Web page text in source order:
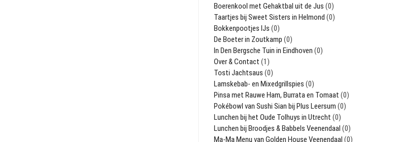
Boerenkool met Gehaktbal uit de Jus (0)
Taartjes bij Sweet Sisters in Helmond (0)
Bokkenpootjes IJs (0)
De Boeter in Zoutkamp (0)
In Den Bergsche Tuin in Eindhoven (0)
Over & Contact (1)
Tosti Jachtsaus (0)
Lamskebab- en Mixedgrillspies (0)
Pinsa met Rauwe Ham, Burrata en Tomaat (0)
Pokébowl van Sushi Sian bij Plus Leersum (0)
Lunchen bij het Oude Tolhuys in Utrecht (0)
Lunchen bij Broodjes & Babbels Veenendaal (0)
Ma-Ma Menu van Golden House Veenendaal (0)